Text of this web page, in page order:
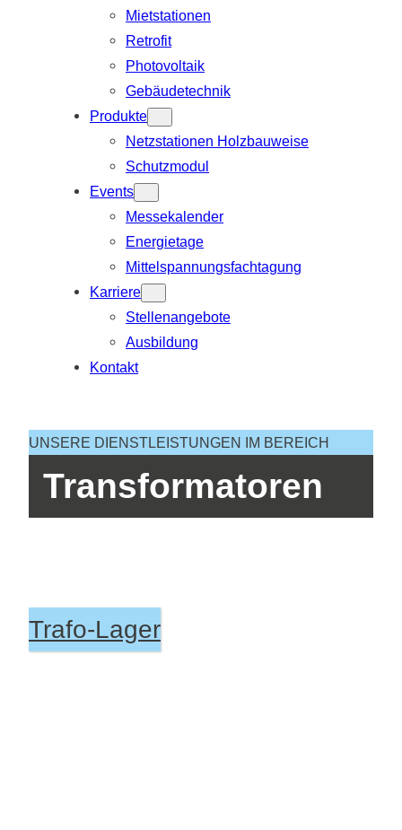
Mietstationen
Retrofit
Photovoltaik
Gebäudetechnik
Produkte
Netzstationen Holzbauweise
Schutzmodul
Events
Messekalender
Energietage
Mittelspannungsfachtagung
Karriere
Stellenangebote
Ausbildung
Kontakt
UNSERE DIENSTLEISTUNGEN IM BEREICH
Transformatoren
Trafo-Lager